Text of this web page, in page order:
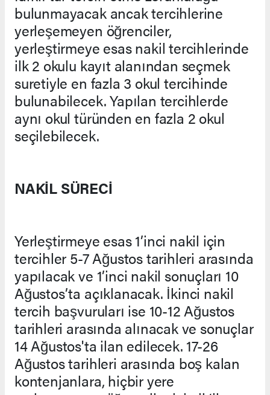
bulunmayacak ancak tercihlerine
yerleşemeyen öğrenciler,
yerleştirmeye esas nakil tercihlerinde
ilk 2 okulu kayıt alanından seçmek
suretiyle en fazla 3 okul tercihinde
bulunabilecek. Yapılan tercihlerde
aynı okul türünden en fazla 2 okul
seçilebilecek.
NAKİL SÜRECİ
Yerleştirmeye esas 1’inci nakil için
tercihler 5-7 Ağustos tarihleri arasında
yapılacak ve 1’inci nakil sonuçları 10
Ağustos’ta açıklanacak. İkinci nakil
tercih başvuruları ise 10-12 Ağustos
tarihleri arasında alınacak ve sonuçlar
14 Ağustos'ta ilan edilecek. 17-26
Ağustos tarihleri arasında boş kalan
kontenjanlara, hiçbir yere